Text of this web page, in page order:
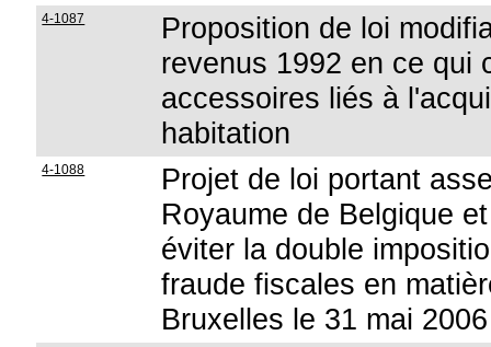
4-1087
Proposition de loi
revenus 1992 en ce qui
accessoires liés à
habitation
4-1088
Projet de loi portant
Royaume de Belgique
éviter la double
fraude fiscales en
Bruxelles le 31 mai 2006